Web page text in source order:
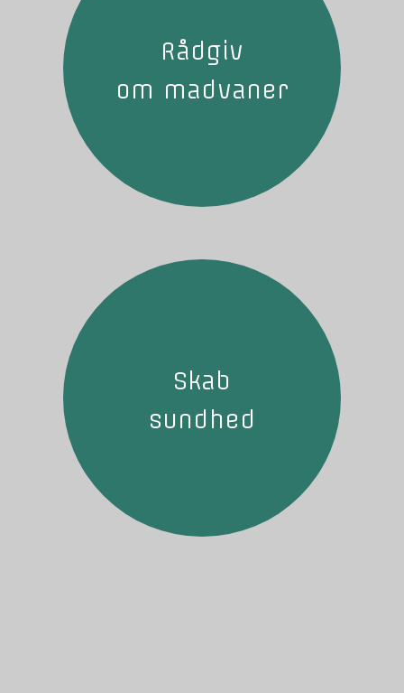
Rådgiv
om madvaner
Skab
sundhed